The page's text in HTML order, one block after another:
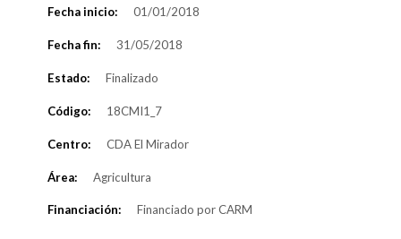
Fecha inicio: 01/01/2018
Fecha fin: 31/05/2018
Estado: Finalizado
Código: 18CMI1_7
Centro: CDA El Mirador
Área: Agricultura
Financiación: Financiado por CARM